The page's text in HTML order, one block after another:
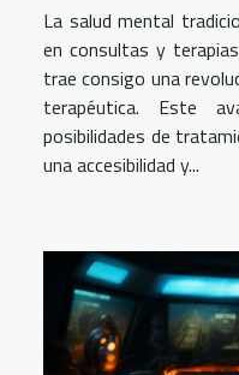
La salud mental
en consultas y
trae consigo una
terapéutica. Este
posibilidades de
una accesibilidad y...